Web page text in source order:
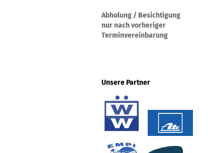
Abholung / Besichtigung
nur nach vorheriger
Terminvereinbarung
Unsere Partner